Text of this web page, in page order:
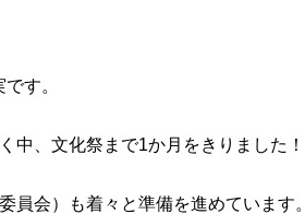
す。
中、文化祭まで1か月をきりました！
員会）も着々と準備を進めています。